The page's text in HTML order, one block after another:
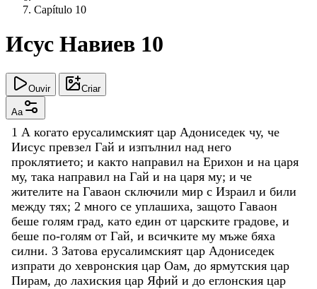
Capítulo 10
Исус Навиев 10
Ouvir Criar
Aa
1 А когато ерусалимският цар Адониседек чу, че
Иисус превзел Гай и изпълнил над него
проклятието; и както направил на Ерихон и на царя
му, така направил на Гай и на царя му; и че
жителите на Гаваон сключили мир с Израил и били
между тях; 2 много се уплашиха, защото Гаваон
беше голям град, като един от царските градове, и
беше по-голям от Гай, и всичките му мъже бяха
силни. 3 Затова ерусалимският цар Адониседек
изпрати до хевронския цар Оам, до ярмутския цар
Пирам, до лахиския цар Яфий и до еглонския цар